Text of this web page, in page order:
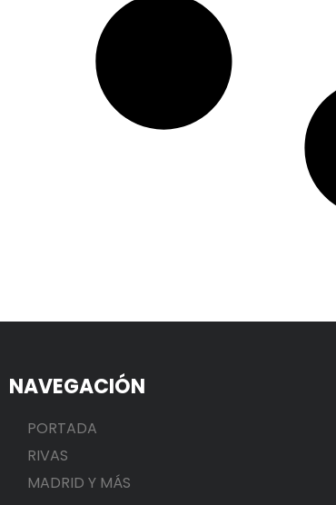
NAVEGACIÓN
PORTADA
RIVAS
MADRID Y MÁS